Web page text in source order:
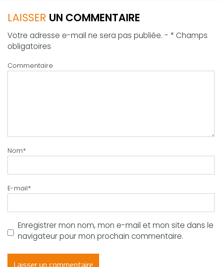
LAISSER UN COMMENTAIRE
Votre adresse e-mail ne sera pas publiée. - * Champs
obligatoires
Commentaire
Nom*
E-mail*
Enregistrer mon nom, mon e-mail et mon site dans le
navigateur pour mon prochain commentaire.